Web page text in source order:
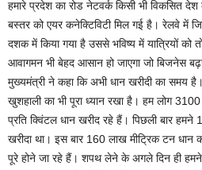
हमारे प्रदेश का रोड नेटवर्क किसी भी विकसित देश
बस्तर को एयर कनेक्टिविटी मिल गई है। रेलवे में
दशक में किया गया है उससे भविष्य में यात्रियों को
आवागमन भी बेहद आसान हो जाएगा जो बिजनेस
मुख्यमंत्री ने कहा कि अभी धान खरीदी का समय है।
खुशहाली का भी पूरा ध्यान रखा है। हम लोग
प्रति क्विंटल धान खरीद रहे हैं। पिछली बार हमने
खरीदा था। इस बार 160 लाख मीट्रिक टन धान
पूरे होने जा रहे हैं। शपथ लेने के अगले दिन ही